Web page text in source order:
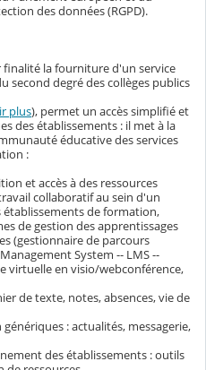
des données (RGPD).
la fourniture d'un service
second degré des collèges publics
plus), permet un accès simplifié et
des établissements : il met à la
éducative des services
:
et accès à des ressources
collaboratif au sein d'un
de formation,
de gestion des apprentissages
(gestionnaire de parcours
System -- LMS --
virtuelle en visio/webconférence,
de texte, notes, absences, vie de
: actualités, messagerie,
des établissements : outils